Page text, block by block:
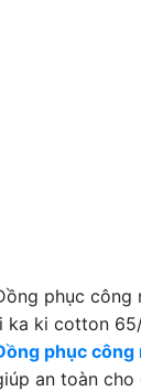
phục công
ka ki cotton
phục công
an toàn